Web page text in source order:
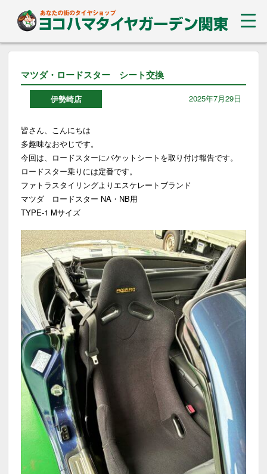
マツダ・ロードスター シート交換
伊勢崎店 2025年7月29日
皆さん、こんにちは
多趣味なおやじです。
今回は、ロードスターにバケットシートを取り付け報告です。
ロードスター乗りには定番です。
ファトラスタイリングよりエスケレートブランド
マツダ ロードスター NA・NB用
TYPE-1 Mサイズ